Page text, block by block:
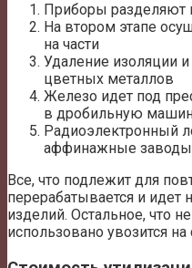
Приборы разделяют
На втором этапе
на части
Удаление изоляции
цветных металлов
Железо идет под
в дробильную
Радиоэлектронный
аффинажные
Все, что подлежит для
перерабатывается и идет
изделий. Остальное, что
использовано увозится